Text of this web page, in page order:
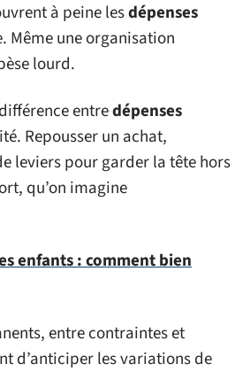
à peine lesdépenses
Même une organisation
lourd.
entredépenses
Repousser un achat,
leviers pour garder la tête hors
qu’on imagine
enfants : comment bien
entre contraintes et
d’anticiper les variations de